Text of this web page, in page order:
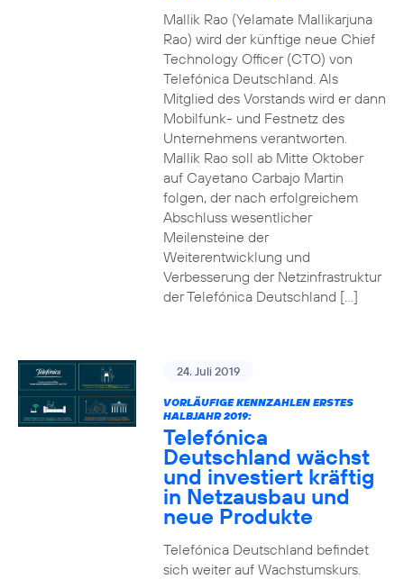
Mallik Rao (Yelamate Mallikarjuna
Rao) wird der künftige neue Chief
Technology Officer (CTO) von
Telefónica Deutschland. Als
Mitglied des Vorstands wird er dann
Mobilfunk- und Festnetz des
Unternehmens verantworten.
Mallik Rao soll ab Mitte Oktober
auf Cayetano Carbajo Martin
folgen, der nach erfolgreichem
Abschluss wesentlicher
Meilensteine der
Weiterentwicklung und
Verbesserung der Netzinfrastruktur
der Telefónica Deutschland […]
24. Juli 2019
VORLÄUFIGE KENNZAHLEN ERSTES
HALBJAHR 2019:
Telefónica
Deutschland wächst
und investiert kräftig
in Netzausbau und
neue Produkte
Telefónica Deutschland befindet
sich weiter auf Wachstumskurs.